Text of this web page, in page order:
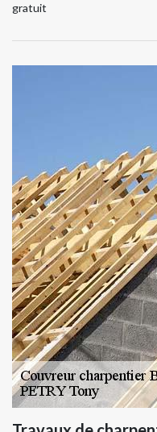
gratuit